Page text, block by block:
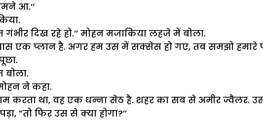
आ.’’
दिख रहे हो.’’ मोहन मजाकिया लहजे में बोला.
एक प्लान है. अगर हम उस में सक्सेस हो गए, तब समझो हमारे
बोला.
ने कहा.
करता था, वह एक धन्ना सेठ है. शहर का सब से अमीर ज्वैलर.
”तो फिर उस से क्या होगा?’’